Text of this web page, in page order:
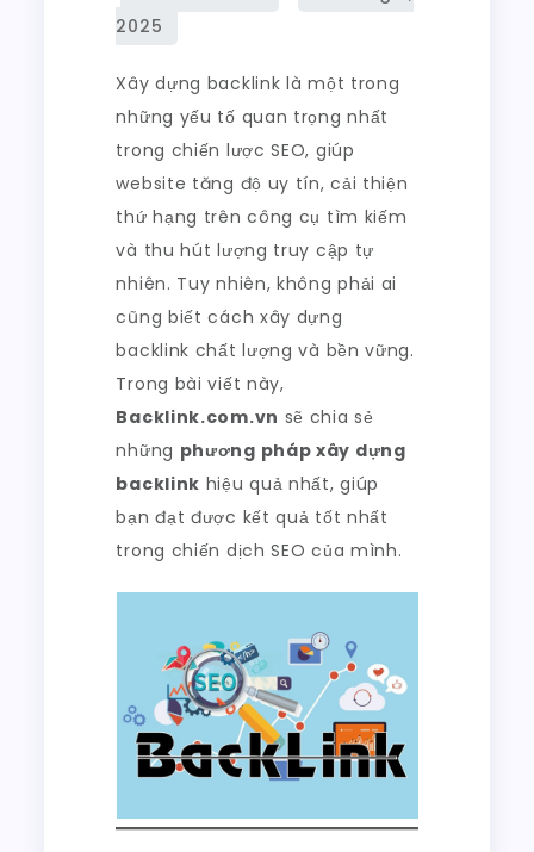
Bí
Tăng
Thứ
Hạng
SEO
Xây dựng backlink là một trong
những yếu tố quan trọng nhất
trong chiến lược SEO, giúp
website tăng độ uy tín, cải thiện
thứ hạng trên công cụ tìm kiếm
và thu hút lượng truy cập tự
nhiên. Tuy nhiên, không phải ai
cũng biết cách xây dựng
backlink chất lượng và bền vững.
Trong bài viết này,
Backlink.com.vn sẽ chia sẻ
những phương pháp xây dựng
backlink hiệu quả nhất, giúp
bạn đạt được kết quả tốt nhất
trong chiến dịch SEO của mình.